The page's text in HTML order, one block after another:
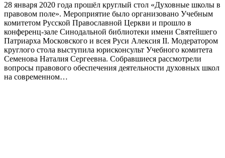
28 января 2020 года прошёл круглый стол «Духовные школы в
правовом поле». Мероприятие было организовано Учебным
комитетом Русской Православной Церкви и прошло в
конференц-зале Синодальной библиотеки имени Святейшего
Патриарха Московского и всея Руси Алексия II. Модератором
круглого стола выступила юрисконсульт Учебного комитета
Семенова Наталия Сергеевна. Собравшиеся рассмотрели
вопросы правового обеспечения деятельности духовных школ
на современном…